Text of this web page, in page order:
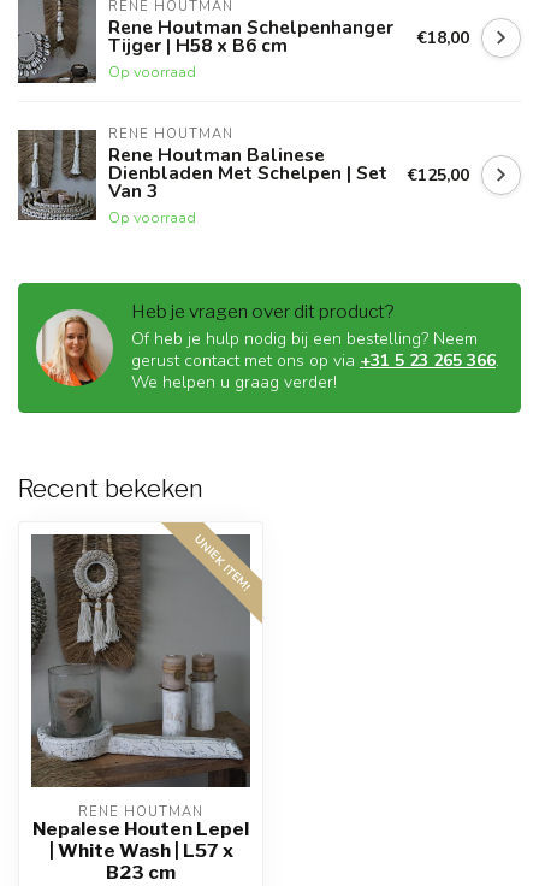
RENE HOUTMAN
Rene Houtman Schelpenhanger
Tijger | H58 x B6 cm
Op voorraad
€18,00
RENE HOUTMAN
Rene Houtman Balinese
Dienbladen Met Schelpen | Set
Van 3
Op voorraad
€125,00
Heb je vragen over dit product?
Of heb je hulp nodig bij een bestelling? Neem
gerust contact met ons op via +31 5 23 265 366.
We helpen u graag verder!
Recent bekeken
UNIEK ITEM!
RENE HOUTMAN
Nepalese Houten Lepel
| White Wash | L57 x
B23 cm